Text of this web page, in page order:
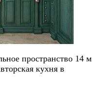
пространство 14
кухня в